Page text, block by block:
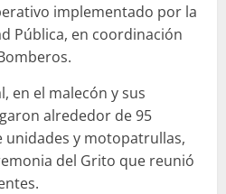
implementado por la
Pública, en coordinación
en el malecón y sus
alrededor de 95
unidades y motopatrullas,
del Grito que reunió